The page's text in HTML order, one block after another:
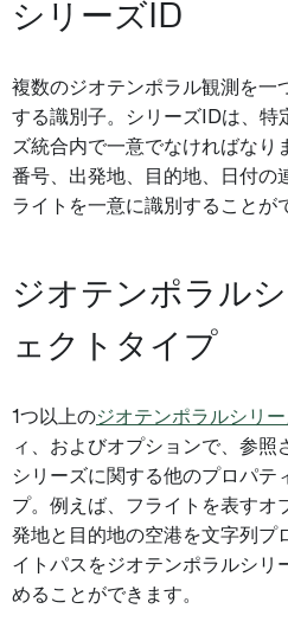
シリーズID
複数のジオテンポラル観測を一
する識別子。シリーズIDは、特
ズ統合内で一意でなければなり
番号、出発地、目的地、日付の
ライトを一意に識別することが
ジオテンポラル
ェクトタイプ
1つ以上のジオテンポラルシリ
ィ、およびオプションで、参照
シリーズに関する他のプロパテ
プ。例えば、フライトを表すオ
発地と目的地の空港を文字列プ
イトパスをジオテンポラルシリ
めることができます。